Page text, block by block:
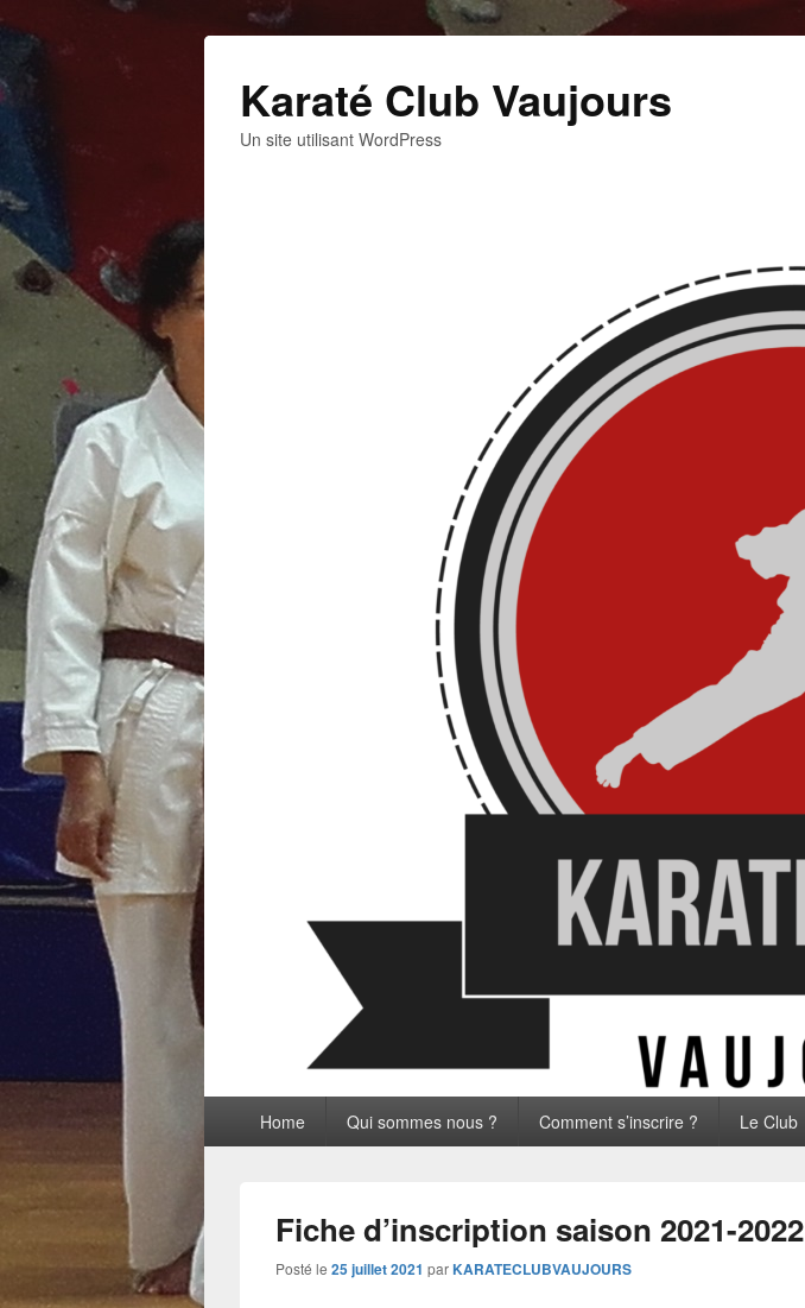
Karaté Club Vaujours
Un site utilisant WordPress
principalHome Qui sommes nous ? Comment s’inscrire ? Le Club
Fiche d’inscription saison 2021-2022
Posté le 25 juillet 2021 parKARATECLUBVAUJOURS